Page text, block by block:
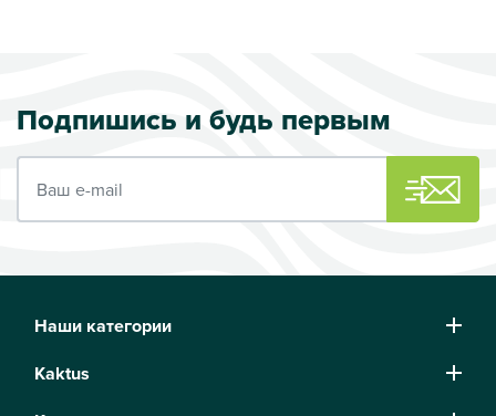
Подпишись и будь первым
Наши категории
Kaktus